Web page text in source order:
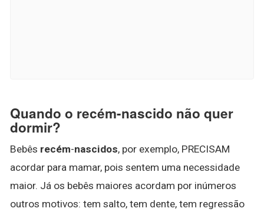
Quando o recém-nascido não quer
dormir?
Bebês recém-nascidos, por exemplo, PRECISAM
acordar para mamar, pois sentem uma necessidade
maior. Já os bebês maiores acordam por inúmeros
outros motivos: tem salto, tem dente, tem regressão